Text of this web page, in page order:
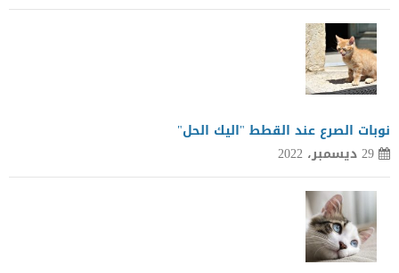
نوبات الصرع عند القطط "اليك الحل"
29 ديسمبر، 2022